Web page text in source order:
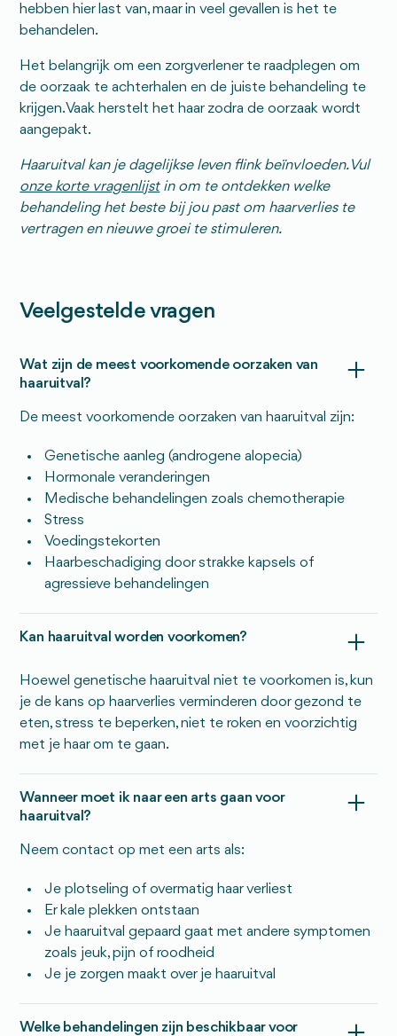
hebben hier last van, maar in veel gevallen is het te
behandelen.
Het belangrijk om een zorgverlener te raadplegen om
de oorzaak te achterhalen en de juiste behandeling te
krijgen. Vaak herstelt het haar zodra de oorzaak wordt
aangepakt.
Haaruitval kan je dagelijkse leven flink beïnvloeden. Vul
onze korte vragenlijstin om te ontdekken welke
behandeling het beste bij jou past om haarverlies te
vertragen en nieuwe groei te stimuleren.
Veelgestelde vragen
Wat zijn de meest voorkomende oorzaken van
haaruitval?
De meest voorkomende oorzaken van haaruitval zijn:
Genetische aanleg (androgene alopecia)
Hormonale veranderingen
Medische behandelingen zoals chemotherapie
Stress
Voedingstekorten
Haarbeschadiging door strakke kapsels of
agressieve behandelingen
Kan haaruitval worden voorkomen?
Hoewel genetische haaruitval niet te voorkomen is, kun
je de kans op haarverlies verminderen door gezond te
eten, stress te beperken, niet te roken en voorzichtig
met je haar om te gaan.
Wanneer moet ik naar een arts gaan voor
haaruitval?
Neem contact op met een arts als:
Je plotseling of overmatig haar verliest
Er kale plekken ontstaan
Je haaruitval gepaard gaat met andere symptomen
zoals jeuk, pijn of roodheid
Je je zorgen maakt over je haaruitval
Welke behandelingen zijn beschikbaar voor